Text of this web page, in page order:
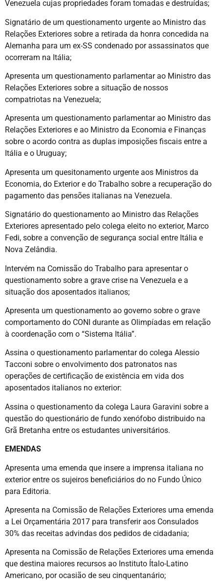
Venezuela cujas propriedades foram tomadas e destruídas;
Signatário de um questionamento urgente ao Ministro das
Relações Exteriores sobre a retirada da honra concedida na
Alemanha para um ex-SS condenado por assassinatos que
ocorreram na Itália;
Apresenta um questionamento parlamentar ao Ministro das
Relações Exteriores sobre a situação de nossos
compatriotas na Venezuela;
Apresenta um questionamento parlamentar ao Ministro das
Relações Exteriores e ao Ministro da Economia e Finanças
sobre o acordo contra as duplas imposições fiscais entre a
Itália e o Uruguay;
Apresenta um quesitonamento urgente aos Ministros da
Economia, do Exterior e do Trabalho sobre a recuperação do
pagamento das pensões italianas na Venezuela.
Signatário do questionamento ao Ministro das Relações
Exteriores apresentado pelo colega eleito no exterior, Marco
Fedi, sobre a convenção de segurança social entre Itália e
Nova Zelândia.
Intervém na Comissão do Trabalho para apresentar o
questionamento sobre a grave crise na Venezuela e a
situação dos aposentados italianos;
Apresenta um questionamento ao governo sobre o grave
comportamento do CONI durante as Olimpíadas em relação
à coordenação com o “Sistema Itália”.
Assina o questionamento parlamentar do colega Alessio
Tacconi sobre o envolvimento dos patronatos nas
operações de certificação de existência em vida dos
aposentados italianos no exterior:
Assina o questionamento da colega Laura Garavini sobre a
questão do questionário de fundo xenófobo distribuido na
Grã Bretanha entre os estudantes universitários.
EMENDAS
Apresenta uma emenda que insere a imprensa italiana no
exterior entre os sujeiros beneficiários do no Fundo Único
para Editoria.
Apresenta na Comissão de Relações Exteriores uma emenda
a Lei Orçamentária 2017 para transferir aos Consulados
30% das receitas advindas dos pedidos de cidadania;
Apresenta na Comissão de Relações Exteriores uma emenda
que destina maiores recursos ao Instituto Ítalo-Latino
Americano, por ocasião de seu cinquentanário;